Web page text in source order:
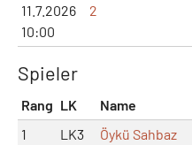
11.7.2026
10:00
2
Spieler
Rang LK Name
1
LK3 Öykü Sahbaz